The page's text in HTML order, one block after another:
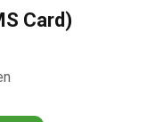
Card)